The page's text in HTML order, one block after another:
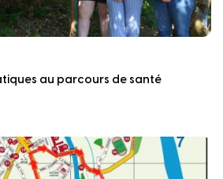
au parcours de santé